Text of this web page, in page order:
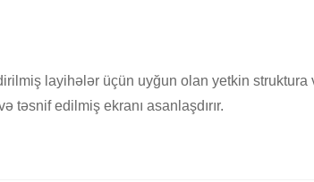
layihələr üçün uyğun olan yetkin
təsnif edilmiş ekranı asanlaşdırır.